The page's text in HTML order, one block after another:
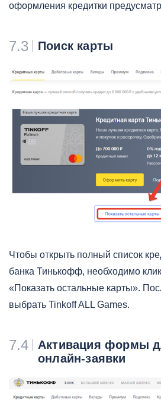
оформления кредитки
7.3 Поиск карты
Чтобы открыть полный список
банка Тинькофф, необходимо
«Показать остальные карты».
выбрать Tinkoff ALL Games.
7.4
Активация формы
онлайн-заявки